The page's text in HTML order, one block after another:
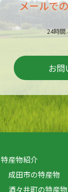
メールで
24時間
お
特産物紹介
成田市の特産物
酒々井町の特産物